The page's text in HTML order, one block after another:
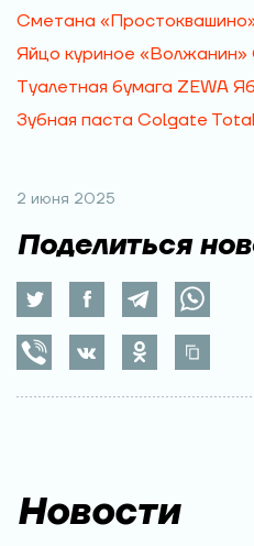
Сметана
Яйцо куриное «Волжанин»
Туалетная бумага ZEWA
Зубная паста Colgate
2 июня 2025
Поделиться
Новости